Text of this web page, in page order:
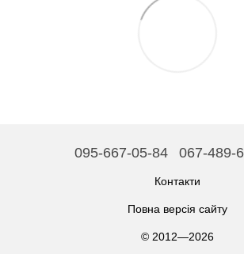
095-667-05-84 067-489-
Контакти
Повна версія сайту
© 2012—2026